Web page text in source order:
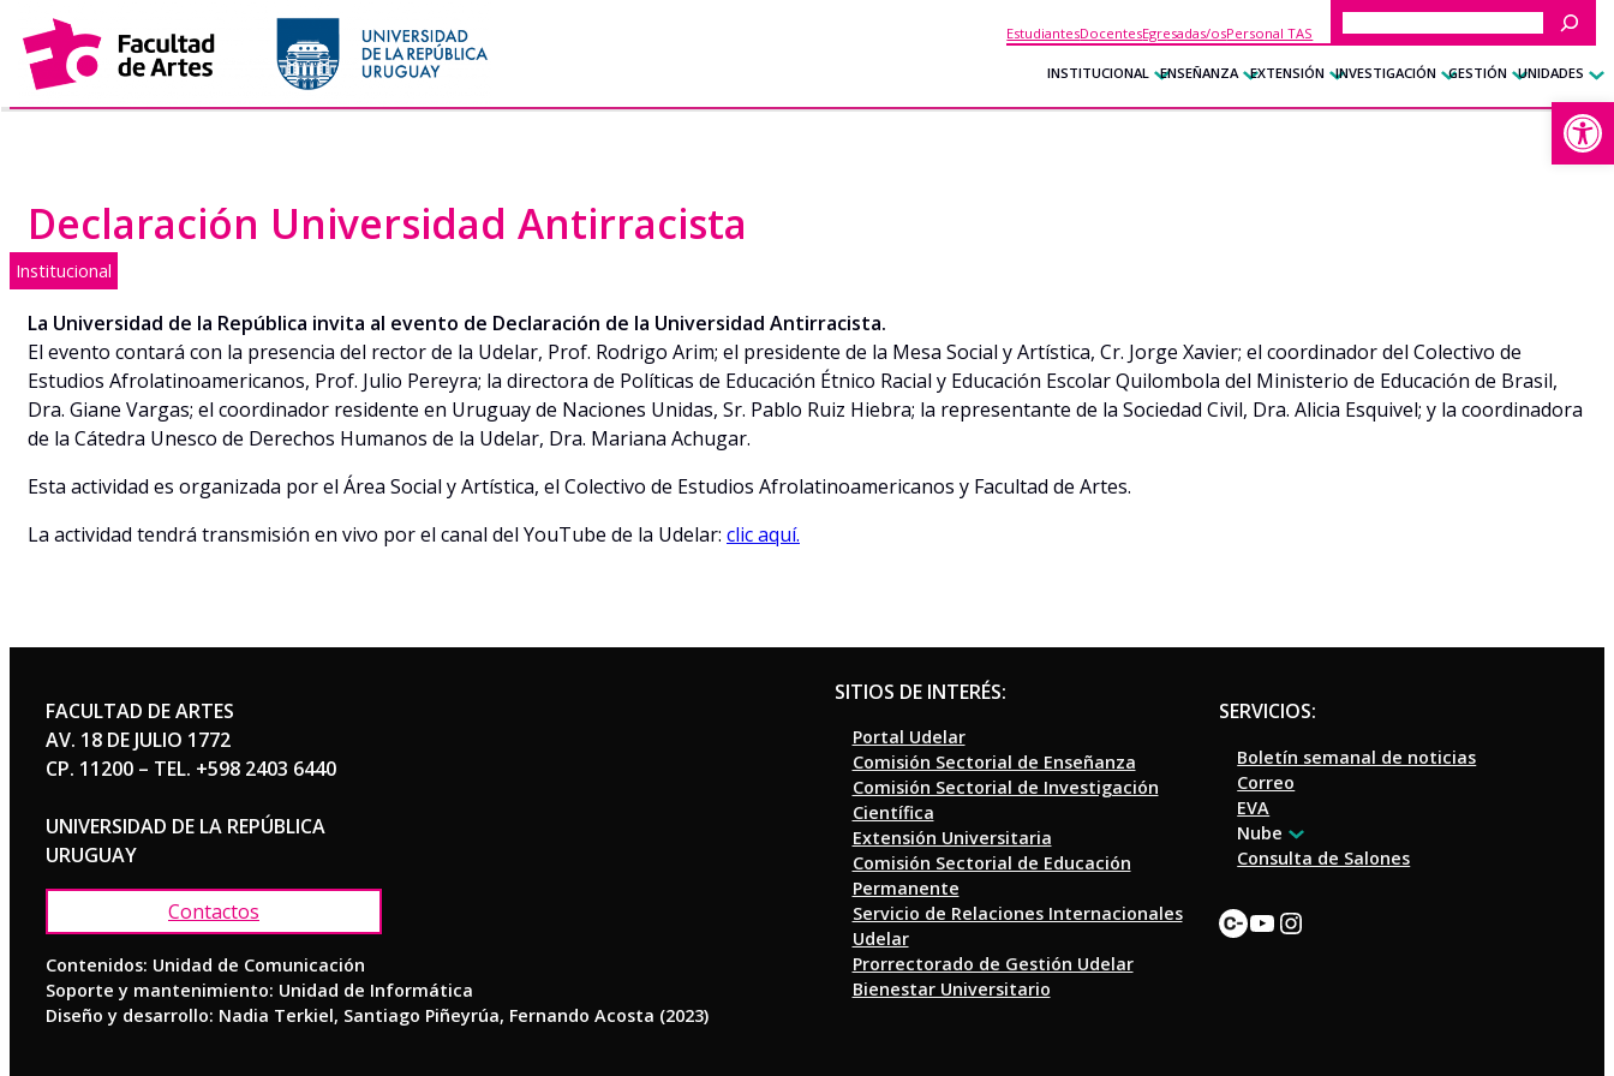
Saltar
al
contenido
EstudiantesDocentesEgresadas/osPersonal TAS
Buscar
INSTITUCIONAL ENSEÑANZA EXTENSIÓN INVESTIGACIÓN GESTIÓN UNIDADES
Declaración Universidad Antirracista
Institucional
La Universidad de la República invita al evento de Declaración de la Universidad Antirracista.
El evento contará con la presencia del rector de la Udelar, Prof. Rodrigo Arim; el presidente de la Mesa Social y Artística, Cr. Jorge Xavier; el coordinador del Colectivo de
Estudios Afrolatinoamericanos, Prof. Julio Pereyra; la directora de Políticas de Educación Étnico Racial y Educación Escolar Quilombola del Ministerio de Educación de Brasil,
Dra. Giane Vargas; el coordinador residente en Uruguay de Naciones Unidas, Sr. Pablo Ruiz Hiebra; la representante de la Sociedad Civil, Dra. Alicia Esquivel; y la coordinadora
de la Cátedra Unesco de Derechos Humanos de la Udelar, Dra. Mariana Achugar.
Esta actividad es organizada por el Área Social y Artística, el Colectivo de Estudios Afrolatinoamericanos y Facultad de Artes.
La actividad tendrá transmisión en vivo por el canal del YouTube de la Udelar: clic aquí.
FACULTAD DE ARTES
AV. 18 DE JULIO 1772
CP. 11200 – TEL. +598 2403 6440
UNIVERSIDAD DE LA REPÚBLICA
URUGUAY
Contactos
Contenidos: Unidad de Comunicación
Soporte y mantenimiento: Unidad de Informática
Diseño y desarrollo: Nadia Terkiel, Santiago Piñeyrúa, Fernando Acosta (2023)
SITIOS DE INTERÉS:
Portal Udelar
Comisión Sectorial de Enseñanza
Comisión Sectorial de Investigación
Científica
Extensión Universitaria
Comisión Sectorial de Educación
Permanente
Servicio de Relaciones Internacionales
Udelar
Prorrectorado de Gestión Udelar
Bienestar Universitario
SERVICIOS:
Boletín semanal de noticias
Correo
EVA
Nube
Consulta de Salones
Enlace
YouTube
Instagram